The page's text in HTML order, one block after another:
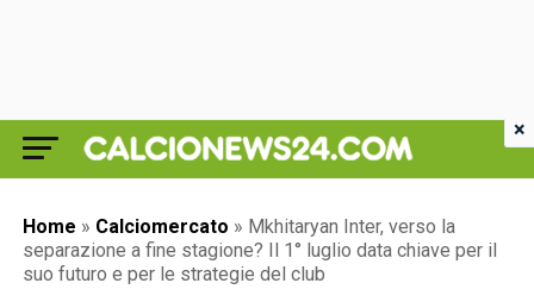
Home » Calciomercato » Mkhitaryan Inter, verso la
separazione a fine stagione? Il 1° luglio data chiave per il
suo futuro e per le strategie del club
×